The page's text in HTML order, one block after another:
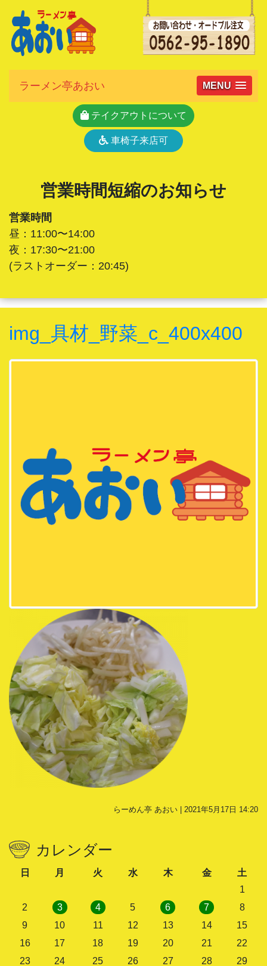
ラーメン亭あおい MENU
テイクアウトについて
車椅子来店可
営業時間短縮のお知らせ
営業時間
昼：11:00〜14:00
夜：17:30〜21:00
(ラストオーダー：20:45)
img_具材_野菜_c_400x400
らーめん亭 あおい | 2021年5月17日 14:20
カレンダー
日 月 火 水 木 金
土
1
2
3 4 5 6 7
8
9
10 11 12 13 14
15
16
17 18 19 20 21
22
23
24 25 26 27 28
29